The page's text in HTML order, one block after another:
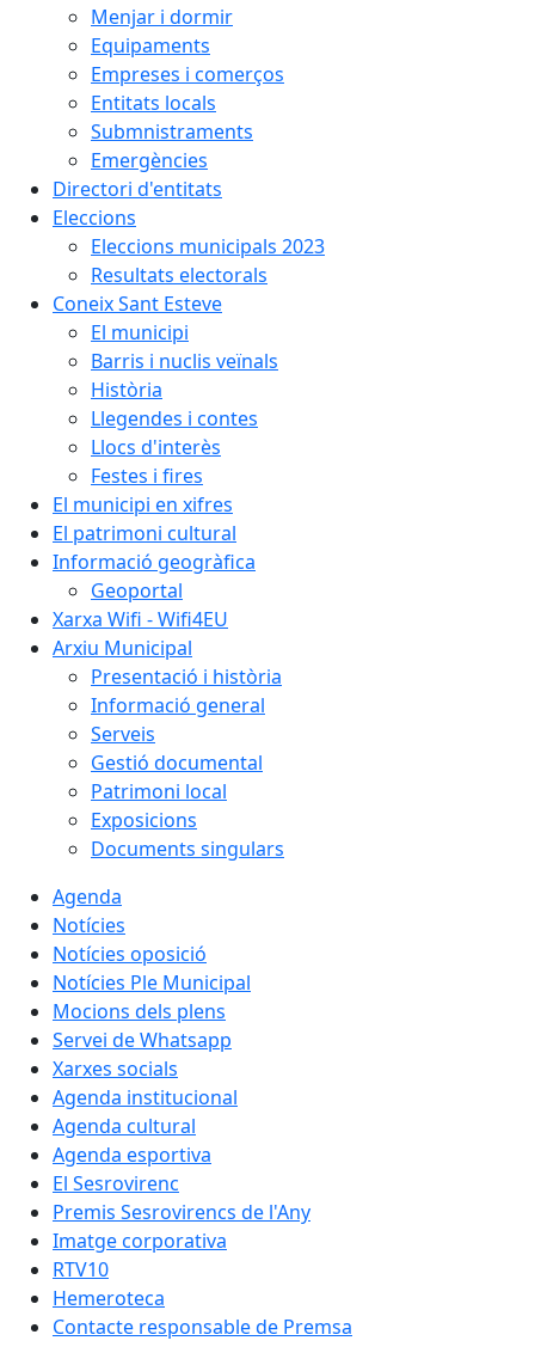
Menjar i dormir
Equipaments
Empreses i comerços
Entitats locals
Submnistraments
Emergències
Directori d'entitats
Eleccions
Eleccions municipals 2023
Resultats electorals
Coneix Sant Esteve
El municipi
Barris i nuclis veïnals
Història
Llegendes i contes
Llocs d'interès
Festes i fires
El municipi en xifres
El patrimoni cultural
Informació geogràfica
Geoportal
Xarxa Wifi - Wifi4EU
Arxiu Municipal
Presentació i història
Informació general
Serveis
Gestió documental
Patrimoni local
Exposicions
Documents singulars
Agenda
Notícies
Notícies oposició
Notícies Ple Municipal
Mocions dels plens
Servei de Whatsapp
Xarxes socials
Agenda institucional
Agenda cultural
Agenda esportiva
El Sesrovirenc
Premis Sesrovirencs de l'Any
Imatge corporativa
RTV10
Hemeroteca
Contacte responsable de Premsa